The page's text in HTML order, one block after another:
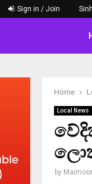
Sign in / Join
Home
Local News
by